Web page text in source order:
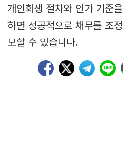
개인회생 절차와 인가 기준
하면 성공적으로 채무를 조
모할 수 있습니다.